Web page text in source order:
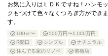
お気に入りはＬＤＫですね！ハンモッ
クもつけて色々なくつろぎ方ができま
す。
100㎡〜
500万円〜1,000万円
R開口
シンプル
ナチュラル
住んでる家のリノベ
前橋店